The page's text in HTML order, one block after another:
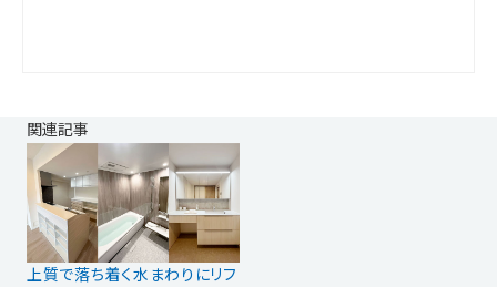
関連記事
上質で落ち着く水まわりにリフ